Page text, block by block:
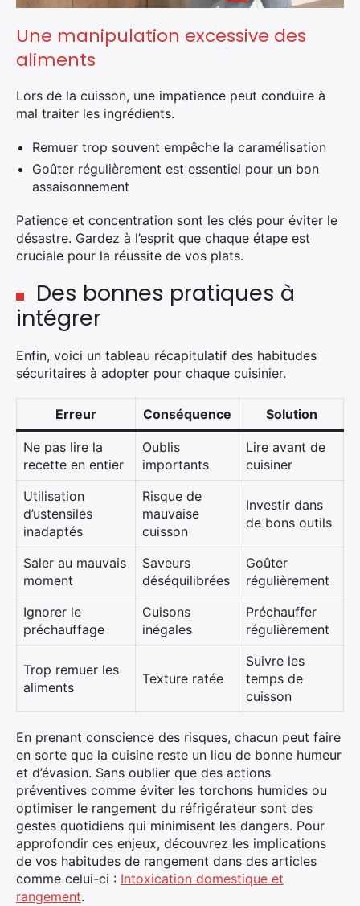
Une manipulation excessive des
aliments
Lors de la cuisson, une impatience peut conduire à
mal traiter les ingrédients.
Remuer trop souvent empêche la caramélisation
Goûter régulièrement est essentiel pour un bon
assaisonnement
Patience et concentration sont les clés pour éviter le
désastre. Gardez à l’esprit que chaque étape est
cruciale pour la réussite de vos plats.
Des bonnes pratiques à
intégrer
Enfin, voici un tableau récapitulatif des habitudes
sécuritaires à adopter pour chaque cuisinier.
Erreur Conséquence Solution
Ne pas lire la
recette en entier
Oublis
importants
Lire avant de
cuisiner
Utilisation
d’ustensiles
inadaptés
Risque de
mauvaise
cuisson
Investir dans
de bons outils
Saler au mauvais
moment
Saveurs
déséquilibrées
Goûter
régulièrement
Ignorer le
préchauffage
Cuisons
inégales
Préchauffer
régulièrement
Trop remuer les
aliments
Texture ratée
Suivre les
temps de
cuisson
En prenant conscience des risques, chacun peut faire
en sorte que la cuisine reste un lieu de bonne humeur
et d’évasion. Sans oublier que des actions
préventives comme éviter les torchons humides ou
optimiser le rangement du réfrigérateur sont des
gestes quotidiens qui minimisent les dangers. Pour
approfondir ces enjeux, découvrez les implications
de vos habitudes de rangement dans des articles
comme celui-ci : Intoxication domestique et
rangement.